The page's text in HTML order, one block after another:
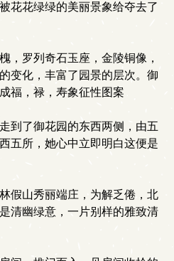
花花绿绿的美丽景象给夺去了
，罗列奇石玉座，金陵铜像，
变化，丰富了园景的层次。御
福，禄，寿象征性图案
到了御花园的东西两侧，由五
五所，她心中立即明白这便是
假山秀丽端庄，为解乏倦，北
清幽绿意，一片别样的雅致清